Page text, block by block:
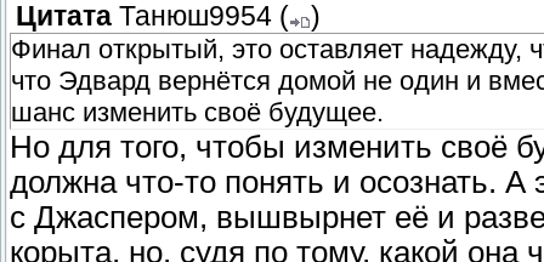
Цитата Танюш9954 (
)
Финал открытый, это оставляет надежду,
что Эдвард вернётся домой не один и
шанс изменить своё будущее.
Но для того, чтобы изменить своё
должна что-то понять и осознать.
с Джаспером, вышвырнет её и
корыта, но, судя по тому, какой она